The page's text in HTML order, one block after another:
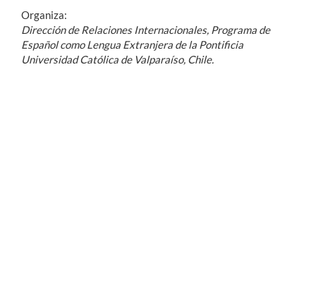
Organiza:
Dirección de Relaciones Internacionales, Programa de
Español como Lengua Extranjera de la Pontificia
Universidad Católica de Valparaíso, Chile.